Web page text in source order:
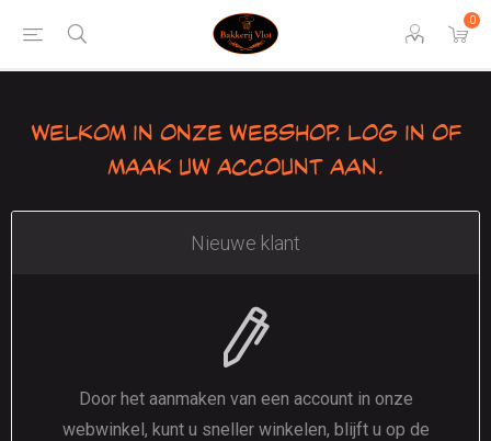
0
Welkom in onze webshop. Log in of
maak uw account aan.
Nieuwe klant
Door het aanmaken van een account in onze
webwinkel, kunt u sneller winkelen, blijft u op de